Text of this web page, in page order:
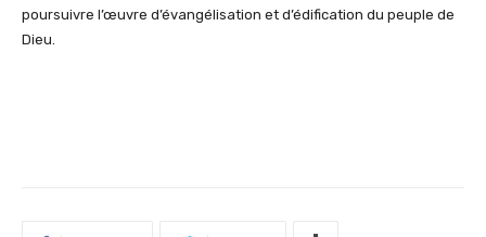
poursuivre l’œuvre d’évangélisation et d’édification du peuple de
Dieu.